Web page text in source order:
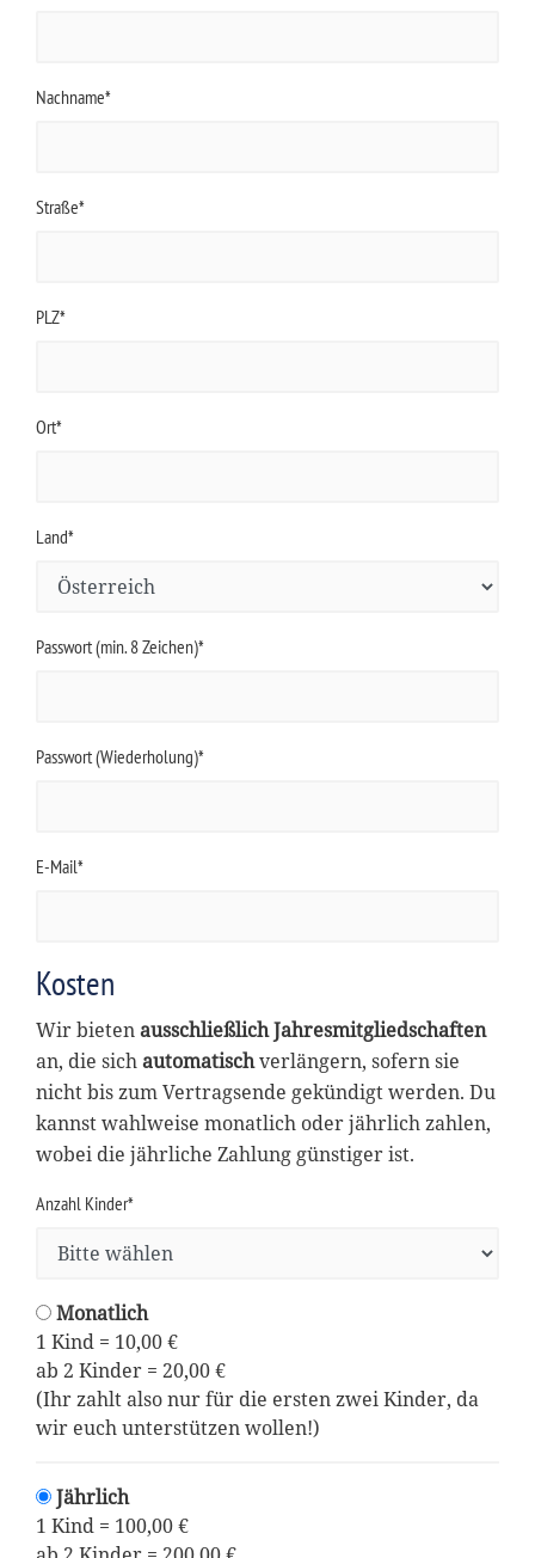
Nachname*
Straße*
PLZ*
Ort*
Land*
Passwort (min. 8 Zeichen)*
Passwort (Wiederholung)*
E-Mail*
Kosten
Wir bietenausschließlich Jahresmitgliedschaften
an, die sichautomatischverlängern, sofern sie
nicht bis zum Vertragsende gekündigt werden. Du
kannst wahlweise monatlich oder jährlich zahlen,
wobei die jährliche Zahlung günstiger ist.
Anzahl Kinder*
Monatlich
1 Kind = 10,00 €
ab 2 Kinder = 20,00 €
(Ihr zahlt also nur für die ersten zwei Kinder, da
wir euch unterstützen wollen!)
Jährlich
1 Kind = 100,00 €